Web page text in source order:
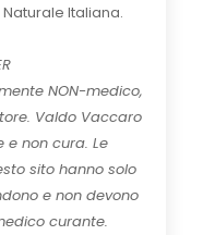
Italiana.
NON-medico,
Valdo Vaccaro
e non cura. Le
sito hanno solo
e non devono
curante.